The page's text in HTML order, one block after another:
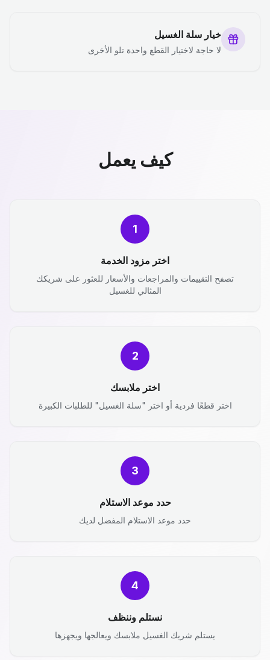
خيار سلة الغسيل
لا حاجة لاختيار القطع واحدة تلو الأخرى
كيف يعمل
1
اختر مزود الخدمة
تصفح التقييمات والمراجعات والأسعار للعثور على شريكك
المثالي للغسيل
2
اختر ملابسك
اختر قطعًا فردية أو اختر "سلة الغسيل" للطلبات الكبيرة
3
حدد موعد الاستلام
حدد موعد الاستلام المفضل لديك
4
نستلم وننظف
يستلم شريك الغسيل ملابسك ويعالجها ويجهزها